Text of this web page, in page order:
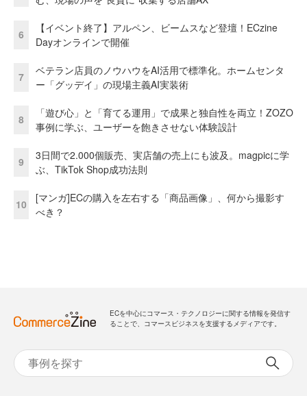
6
【イベント終了】アルペン、ビームスなど登壇！ECzine
Dayオンラインで開催
7
ベテラン店員のノウハウをAI活用で標準化。ホームセンタ
ー「グッデイ」の現場主義AI実装術
8
「遊び心」と「育てる運用」で成果と独自性を両立！ZOZO
事例に学ぶ、ユーザーを飽きさせない体験設計
9
3日間で2.000個販売、実店舗の売上にも波及。magpicに学
ぶ、TikTok Shop成功法則
10
[マンガ]ECの購入を左右する「商品画像」、何から撮影す
べき？
ECを中心にコマース・テクノロジーに関する情報を発信す
ることで、コマースビジネスを支援するメディアです。